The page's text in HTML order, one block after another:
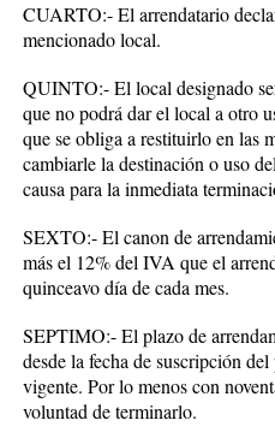
CUARTO:-El arrendatario
mencionado local.
QUINTO:-El local designado
que no podrá dar el local a otro
que se obliga a restituirlo en las
cambiarle la destinación o uso
causa para la inmediata
SEXTO:-El canon de
más el 12% del IVA que el
quinceavo día de cada mes.
SEPTIMO:-El plazo de
desde la fecha de suscripción
vigente. Por lo menos con
voluntad de terminarlo.